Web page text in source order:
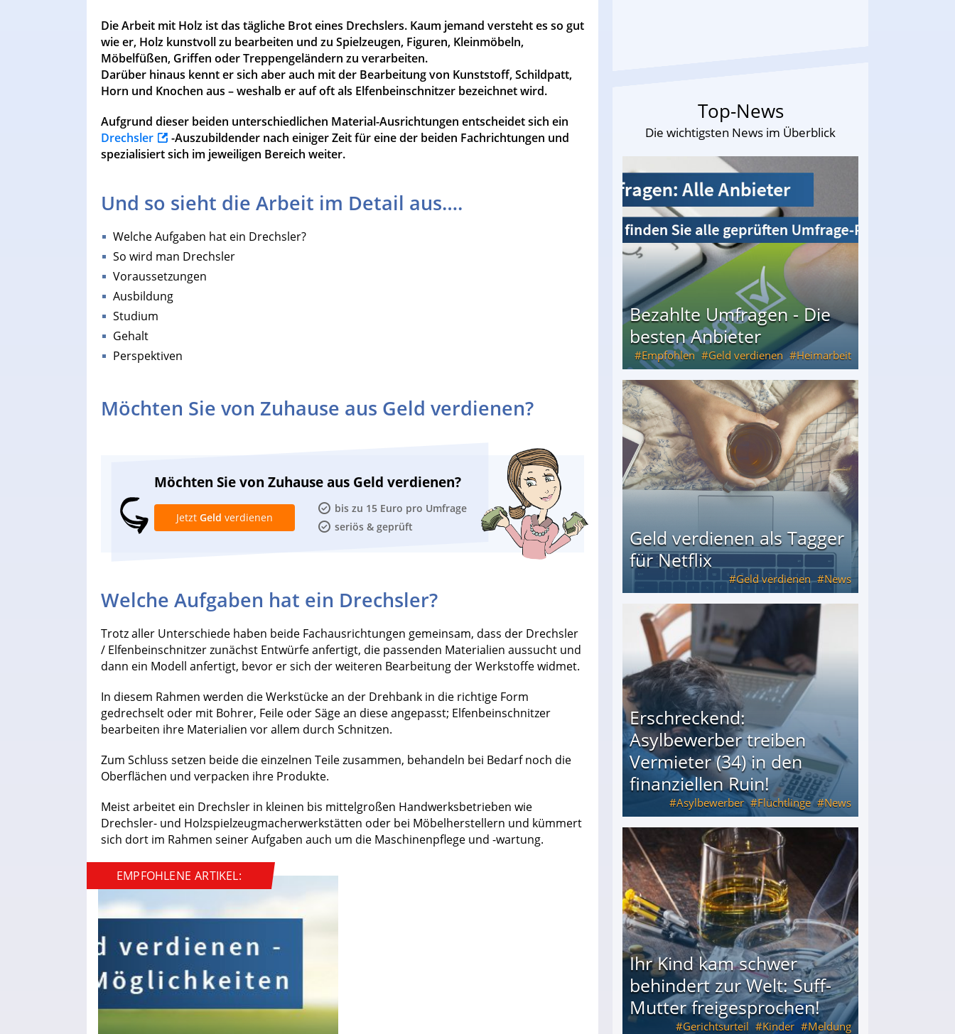
Die Arbeit mit Holz ist das tägliche Brot eines Drechslers. Kaum jemand versteht es so gut
wie er, Holz kunstvoll zu bearbeiten und zu Spielzeugen, Figuren, Kleinmöbeln,
Möbelfüßen, Griffen oder Treppengeländern zu verarbeiten.
Darüber hinaus kennt er sich aber auch mit der Bearbeitung von Kunststoff, Schildpatt,
Horn und Knochen aus – weshalb er auf oft als Elfenbeinschnitzer bezeichnet wird.
Aufgrund dieser beiden unterschiedlichen Material-Ausrichtungen entscheidet sich ein
Drechsler
-Auszubildender nach einiger Zeit für eine der beiden Fachrichtungen und
spezialisiert sich im jeweiligen Bereich weiter.
Und so sieht die Arbeit im Detail aus….
Welche Aufgaben hat ein Drechsler?
So wird man Drechsler
Voraussetzungen
Ausbildung
Studium
Gehalt
Perspektiven
Möchten Sie von Zuhause aus Geld verdienen?
Möchten Sie von Zuhause aus Geld verdienen?
bis zu 15 Euro pro Umfrage
seriös & geprüft
Jetzt Geld verdienen
Welche Aufgaben hat ein Drechsler?
Trotz aller Unterschiede haben beide Fachausrichtungen gemeinsam, dass der Drechsler
/ Elfenbeinschnitzer zunächst Entwürfe anfertigt, die passenden Materialien aussucht und
dann ein Modell anfertigt, bevor er sich der weiteren Bearbeitung der Werkstoffe widmet.
In diesem Rahmen werden die Werkstücke an der Drehbank in die richtige Form
gedrechselt oder mit Bohrer, Feile oder Säge an diese angepasst; Elfenbeinschnitzer
bearbeiten ihre Materialien vor allem durch Schnitzen.
Zum Schluss setzen beide die einzelnen Teile zusammen, behandeln bei Bedarf noch die
Oberflächen und verpacken ihre Produkte.
Meist arbeitet ein Drechsler in kleinen bis mittelgroßen Handwerksbetrieben wie
Drechsler- und Holzspielzeugmacherwerkstätten oder bei Möbelherstellern und kümmert
sich dort im Rahmen seiner Aufgaben auch um die Maschinenpflege und -wartung.
EMPFOHLENE ARTIKEL:
Top-News
Die wichtigsten News im Überblick
Bezahlte Umfragen - Die
besten Anbieter
Empfohlen Geld verdienen Heimarbeit
Bezahlte Umfragen - Die besten Anbieter
Geld verdienen als Tagger
für Netflix
Geld verdienen News
Geld verdienen als Tagger für Netflix
Erschreckend:
Asylbewerber treiben
Vermieter (34) in den
finanziellen Ruin!
Asylbewerber Flüchtlinge News
Erschreckend: Asylbewerber treiben Vermieter (34) in den finanziellen Ruin!
Ihr Kind kam schwer
behindert zur Welt: Suff-
Mutter freigesprochen!
Gerichtsurteil Kinder Meldung